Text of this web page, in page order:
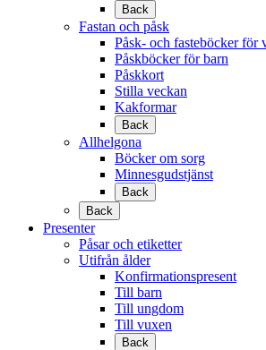
Back
Fastan och påsk
Påsk- och fasteböcker för
Påskböcker för barn
Påskkort
Stilla veckan
Kakformar
Back
Allhelgona
Böcker om sorg
Minnesgudstjänst
Back
Back
Presenter
Påsar och etiketter
Utifrån ålder
Konfirmationspresent
Till barn
Till ungdom
Till vuxen
Back